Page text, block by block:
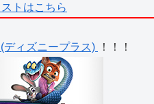
トはこちら
ディズニープラス) ！！！